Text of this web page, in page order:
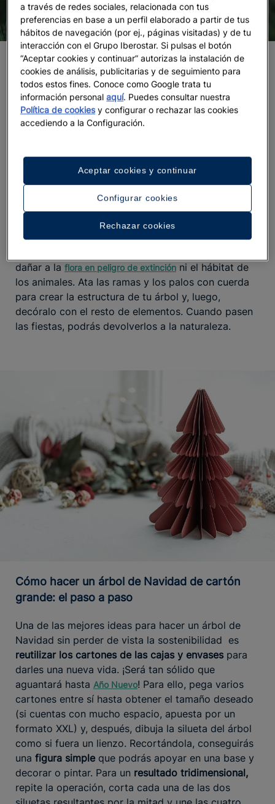
Cómo hacer un árbol de Navidad casero y
sostenible
Cómo hacer un árbol de Navidad con
materiales naturales
(o por el parque más cercano) y
recoger algunas ramas, palos, cortezas, hojas,
flores secas, piñas y pequeñas piedras. Toma sólo
aquello que vayas a utilizar y recuerda no tocar las
plantas: bastará con que juntes losmateriales
dañar a la flora en peligro de extinción ni el hábitat de
los animales. Ata las ramas y los palos con cuerda
para crear la estructura de tu árbol y, luego,
decóralo con el resto de elementos. Cuando pasen
las fiestas, podrás devolverlos a la naturaleza.
Cómo hacer un árbol de Navidad de cartón
grande: el paso a paso
Una de las mejores ideas para hacer un árbol de
Navidad sin perder de vista la sostenibilidad es
reutilizar los cartones de las cajas y envases para
darles una nueva vida. ¡Será tan sólido que
aguantará hasta Año Nuevo! Para ello, pega varios
cartones entre sí hasta obtener el tamaño deseado
(si cuentas con mucho espacio, apuesta por un
formato XXL) y, después, dibuja la silueta del árbol
como si fuera un lienzo. Recortándola, conseguirás
una figura simple que podrás apoyar en una base y
decorar o pintar. Para un resultado tridimensional,
repite la operación, corta cada una de las dos
a través de redes sociales, relacionada con tus
preferencias en base a un perfil elaborado a partir de tus
hábitos de navegación (por ej., páginas visitadas) y de tu
interacción con el Grupo Iberostar. Si pulsas el botón
“Aceptar cookies y continuar” autorizas la instalación de
cookies de análisis, publicitarias y de seguimiento para
todos estos fines. Conoce como Google trata tu
información personalaquí. Puedes consultar nuestra
Política de cookiesy configurar o rechazar las cookies
accediendo a la Configuración.
Configurar cookies
Rechazar cookies
Aceptar cookies y continuar